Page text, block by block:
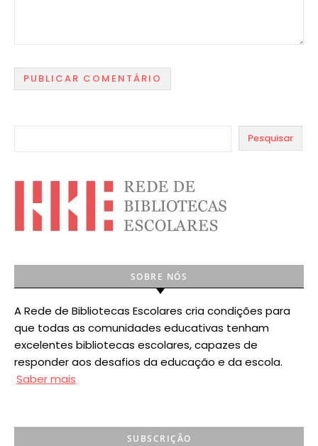
Pesquisar
SOBRE NÓS
A Rede de Bibliotecas Escolares cria condições para
que todas as comunidades educativas tenham
excelentes bibliotecas escolares, capazes de
responder aos desafios da educação e da escola.
Saber mais
SUBSCRIÇÃO